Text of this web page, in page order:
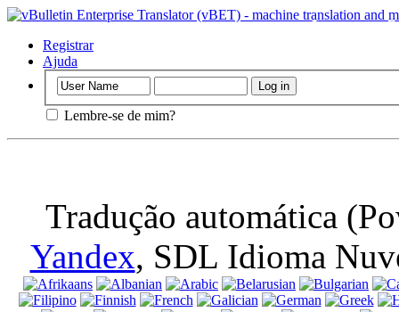
Importante:
Registrar
Ajuda
Lembre-se de mim?
Tradução automática
Yandex, SDL Idioma